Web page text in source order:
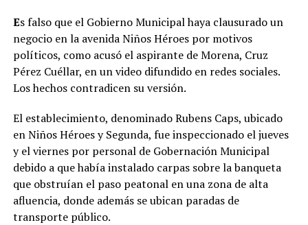
Es falso que el Gobierno Municipal haya clausurado un
negocio en la avenida Niños Héroes por motivos
políticos, como acusó el aspirante de Morena, Cruz
Pérez Cuéllar, en un video difundido en redes sociales.
Los hechos contradicen su versión.
El establecimiento, denominado Rubens Caps, ubicado
en Niños Héroes y Segunda, fue inspeccionado el jueves
y el viernes por personal de Gobernación Municipal
debido a que había instalado carpas sobre la banqueta
que obstruían el paso peatonal en una zona de alta
afluencia, donde además se ubican paradas de
transporte público.